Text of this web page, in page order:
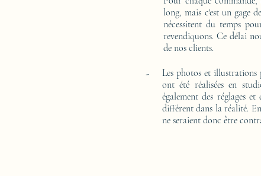
long, mais c'est un gage
nécessitent du temps
revendiquons. Ce délai
de nos clients.
-
Les photos et illustrations
ont été réalisées en
également des réglages
différent dans la réalité.
ne seraient donc être